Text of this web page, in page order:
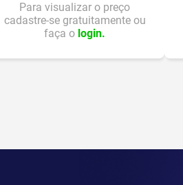
Para visualizar o preço
cadastre-se gratuitamente ou
faça o login.